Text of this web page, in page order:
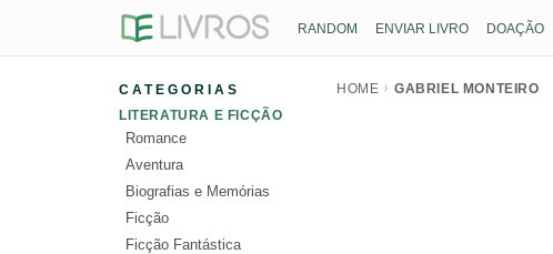
RANDOM ENVIAR LIVRO DOAÇÃO
CATEGORIAS
LITERATURA E FICÇÃO
Romance
Aventura
Biografias e Memórias
Ficção
Ficção Fantástica
HOME GABRIEL MONTEIRO